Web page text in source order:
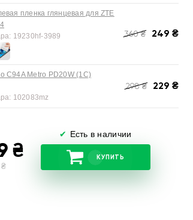
пленка глянцевая для ZTE
19230hf-3989 360₴ 249 ₴
C94A Metro PD20W (1C)
102083mz
298₴ 229 ₴
₴
₴
✔ Есть в наличии
КУПИТЬ